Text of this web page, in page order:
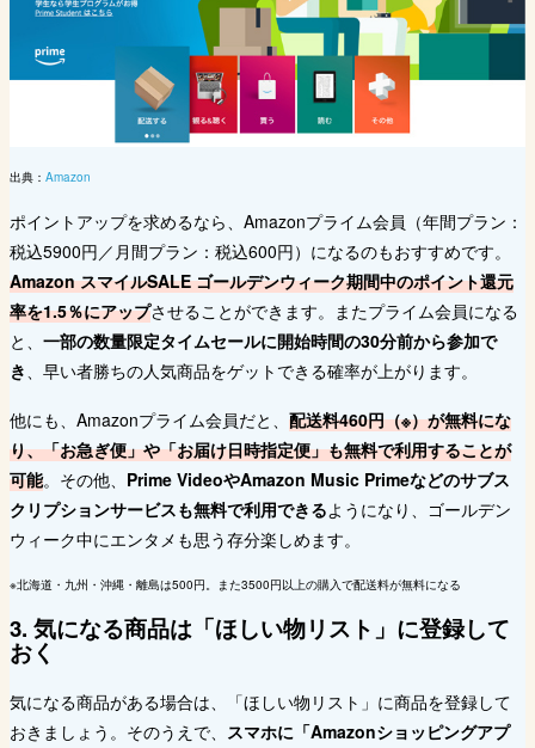
出典： Amazon
ポイントアップを求めるなら、Amazonプライム会員（年間プラン：
税込5900円／月間プラン：税込600円）になるのもおすすめです。
Amazon スマイルSALE ゴールデンウィーク期間中のポイント還元
率を1.5％にアップさせることができます。またプライム会員になる
と、 一部の数量限定タイムセールに開始時間の30分前から参加で
き 、早い者勝ちの人気商品をゲットできる確率が上がります。
他にも、Amazonプライム会員だと、 配送料460円（※）が無料にな
り、「お急ぎ便」や「お届け日時指定便」も無料で利用することが
可能。その他、 Prime VideoやAmazon Music Primeなどのサブス
クリプションサービスも無料で利用できるようになり、ゴールデン
ウィーク中にエンタメも思う存分楽しめます。
※北海道・九州・沖縄・離島は500円。また3500円以上の購入で配送料が無料になる
3. 気になる商品は「ほしい物リスト」に登録して
おく
気になる商品がある場合は、「ほしい物リスト」に商品を登録して
おきましょう。そのうえで、 スマホに「Amazonショッピングアプ